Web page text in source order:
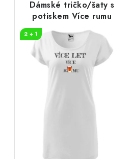
Dámské tričko/šaty s
potiskem Více rumu
2 + 1